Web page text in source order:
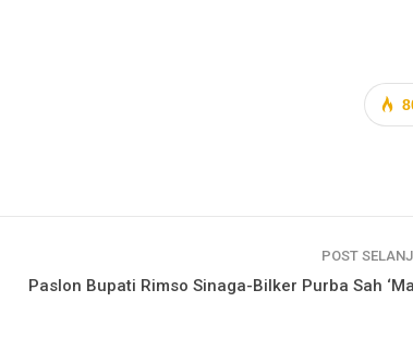
POST
Paslon Bupati Rimso Sinaga-Bilker Purba Sah